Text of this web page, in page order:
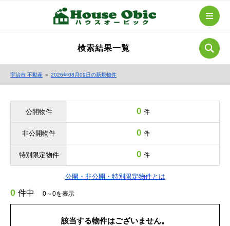
検索結果一覧
宇治市 不動産 ＞ 2026年08月09日の新規物件
公開物件 0 件
非公開物件 0 件
特別限定物件 0 件
公開・非公開・特別限定物件とは
0 件中 0～0を表示
該当する物件はございません。